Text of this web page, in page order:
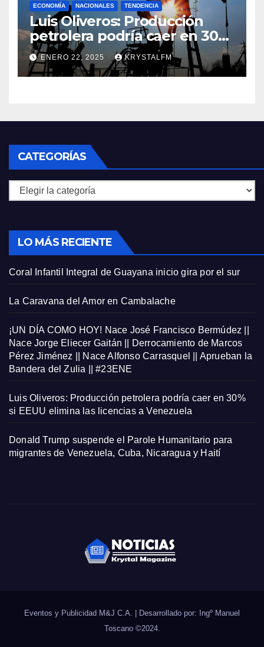
ECONOMÍA NACIONALES TENDENCIA
Luis Oliveros: Producción
petrolera podría caer en 30%
si EEUU elimina las licencias a
Venezuela
ENERO 22, 2025 KRYSTALFM
CATEGORÍAS
Categorías
LO MÁS RECIENTE
Coral Infantil Integral de Guayana inicio gira por el sur
La Caravana del Amor en Cambalache
¡UN DÍA COMO HOY! Nace José Francisco Bermúdez ||
Nace Jorge Eliecer Gaitán || Derrocamiento de Marcos
Pérez Jiménez || Nace Alfonso Carrasquel || Aprueban la
Bandera del Zulia || #23ENE
Luis Oliveros: Producción petrolera podría caer en 30%
si EEUU elimina las licencias a Venezuela
Donald Trump suspende el Parole Humanitario para
migrantes de Venezuela, Cuba, Nicaragua y Haití
Eventos y Publicidad M&J C.A.
Desarrollado por: Ingº Manuel
Toscano ©2024.